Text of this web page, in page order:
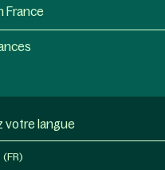
France
votre langue